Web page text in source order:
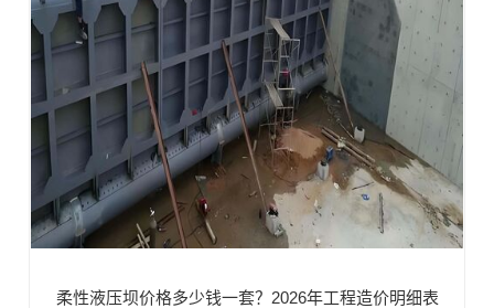
柔性液压坝价格多少钱一套？2026年工程造价明细表